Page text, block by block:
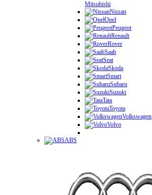
Mitsubishi
Nissan
Opel
Peugeot
Renault
Rover
Saab
Seat
Skoda
Smart
Subaru
Suzuki
Tata
Toyota
Volkswagen
Volvo
ABS